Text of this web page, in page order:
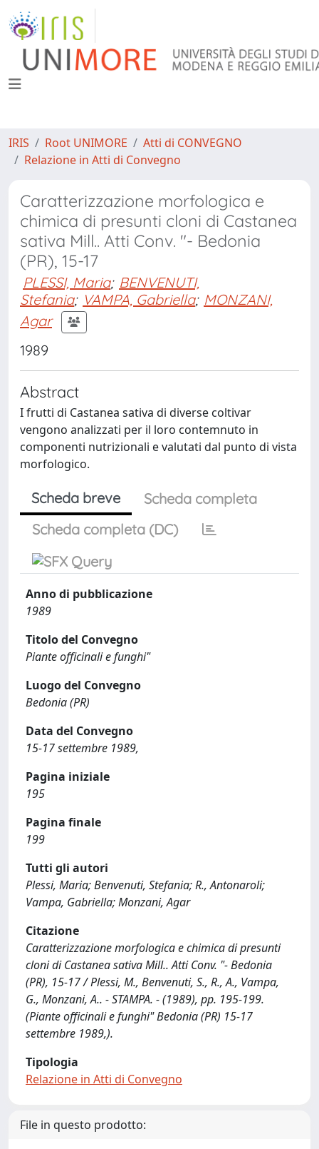
IRIS Root UNIMORE
Atti di CONVEGNO
Relazione in Atti di Convegno
Caratterizzazione morfologica e
chimica di presunti cloni di Castanea
sativa Mill.. Atti Conv. "- Bedonia
(PR), 15-17
PLESSI, Maria; BENVENUTI,
Stefania; VAMPA, Gabriella; MONZANI,
Agar
1989
Abstract
I frutti di Castanea sativa di diverse coltivar
vengono analizzati per il loro contemnuto in
componenti nutrizionali e valutati dal punto di vista
morfologico.
Scheda breve
Scheda completa
Scheda completa (DC)
Anno di pubblicazione
1989
Titolo del Convegno
Piante officinali e funghi"
Luogo del Convegno
Bedonia (PR)
Data del Convegno
15-17 settembre 1989,
Pagina iniziale
195
Pagina finale
199
Tutti gli autori
Plessi, Maria; Benvenuti, Stefania; R., Antonaroli;
Vampa, Gabriella; Monzani, Agar
Citazione
Caratterizzazione morfologica e chimica di presunti
cloni di Castanea sativa Mill.. Atti Conv. "- Bedonia
(PR), 15-17 / Plessi, M., Benvenuti, S., R., A., Vampa,
G., Monzani, A.. - STAMPA. - (1989), pp. 195-199.
(Piante officinali e funghi" Bedonia (PR) 15-17
settembre 1989,).
Tipologia
Relazione in Atti di Convegno
File in questo prodotto: